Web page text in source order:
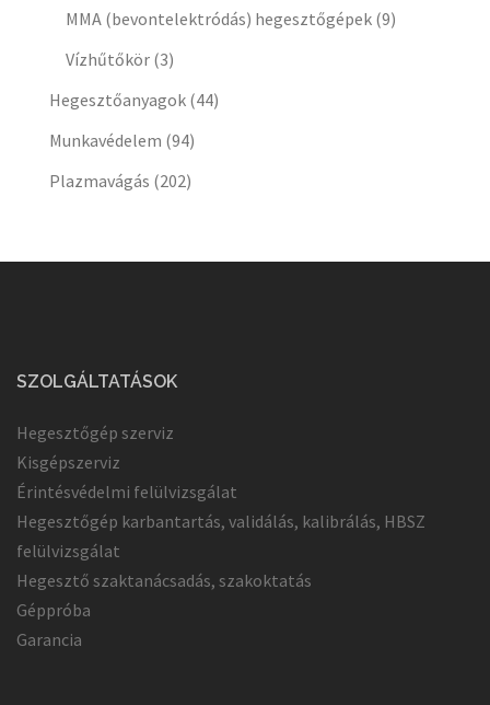
MMA (bevontelektródás) hegesztőgépek (9)
Vízhűtőkör (3)
Hegesztőanyagok (44)
Munkavédelem (94)
Plazmavágás (202)
SZOLGÁLTATÁSOK
Hegesztőgép szerviz
Kisgépszerviz
Érintésvédelmi felülvizsgálat
Hegesztőgép karbantartás, validálás, kalibrálás, HBSZ
felülvizsgálat
Hegesztő szaktanácsadás, szakoktatás
Géppróba
Garancia